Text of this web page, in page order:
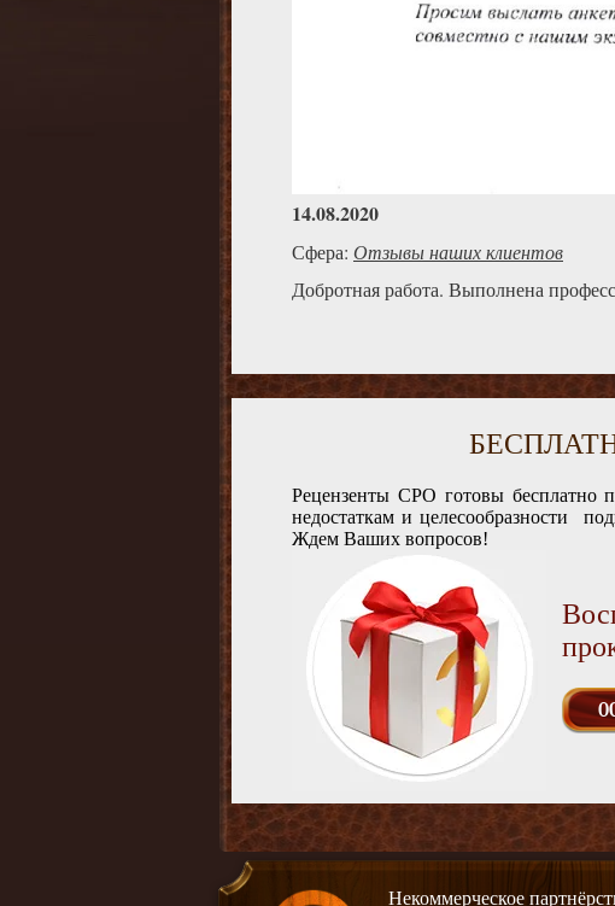
14.08.2020
Сфера: Отзывы наших клиентов
Добротная работа. Выполнена
Рецензенты СРО готовы бесплатно
недостаткам и целесообразности
Ждем Ваших вопросов!
Некоммерческое